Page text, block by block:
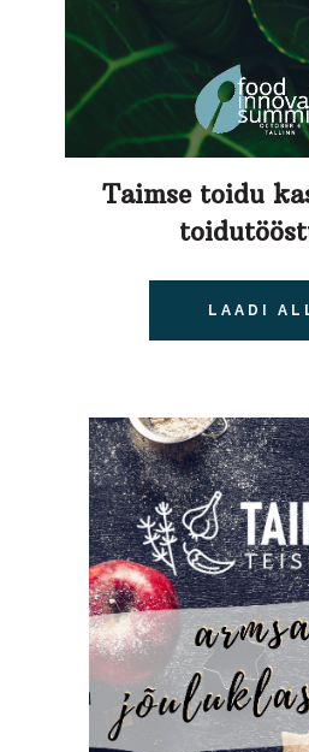
Taimse toidu
LAADI